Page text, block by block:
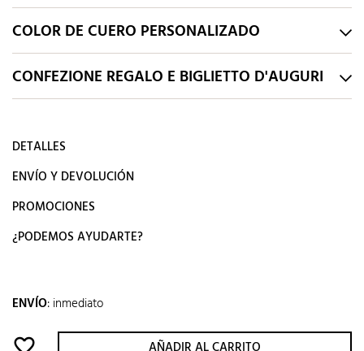
COLOR DE CUERO PERSONALIZADO
CONFEZIONE REGALO E BIGLIETTO D'AUGURI
DETALLES
ENVÍO Y DEVOLUCIÓN
PROMOCIONES
¿PODEMOS AYUDARTE?
ENVÍO: inmediato
favorite_border